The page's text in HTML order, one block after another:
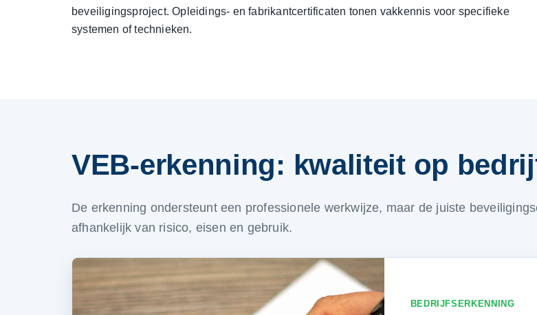
beveiligingsproject. Opleidings- en fabrikantcertificaten tonen vakkennis voor specifieke
systemen of technieken.
VEB-erkenning: kwaliteit op
De erkenning ondersteunt een professionele werkwijze, maar de juiste
afhankelijk van risico, eisen en gebruik.
BEDRIJFSERKENNING